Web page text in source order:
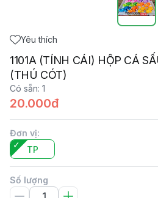
Yêu thích
1101A (TÍNH CÁI) HỘP CÁ
(THÚ CÓT)
Có sẵn: 1
20.000đ
Đơn vị:
TP
Số lượng